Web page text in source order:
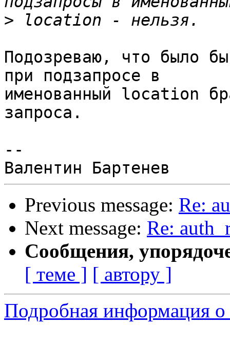
>
Подозреваю, что было
при подзапросе в
именованный location
запроса.
--
Previous message: Re:
Next message: Re:
Сообщения,
[ теме ] [ автору ]
Подробная информация